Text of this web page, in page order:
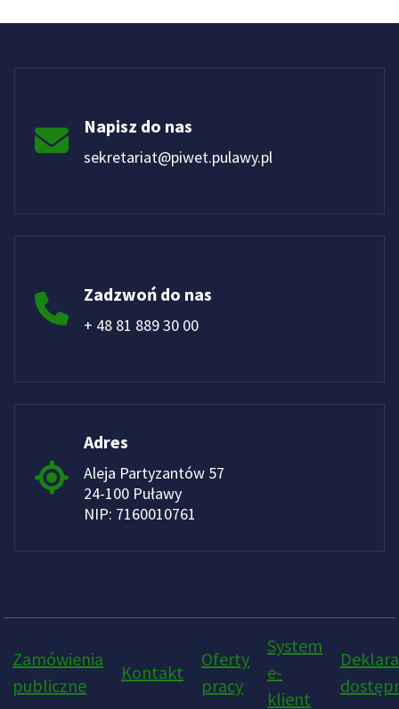
Napisz do nas
sekretariat@piwet.pulawy.pl
Zadzwoń do nas
+ 48 81 889 30 00
Adres
Aleja Partyzantów 57
24-100 Puławy
NIP: 7160010761
Zamówienia
publiczne
Kontakt
Oferty
pracy
System
e-
klient